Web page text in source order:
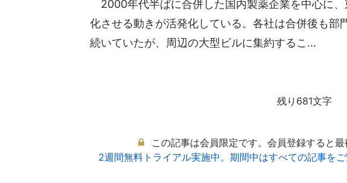
2000年代半ばに合併した国内製薬企業を中心に
化させる動きが活発化している。各社は合併後も部
続いていたが、周辺の大型ビルに集約するこ...
残り681文字
この記事は会員限定です。会員登録すると最
2週間無料トライアル実施中。期間中はすべての記事を